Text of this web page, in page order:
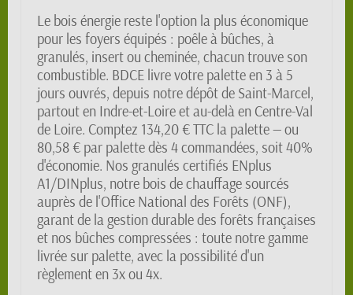
Le bois énergie reste l'option la plus économique
pour les foyers équipés : poêle à bûches, à
granulés, insert ou cheminée, chacun trouve son
combustible. BDCE livre votre palette en 3 à 5
jours ouvrés, depuis notre dépôt de Saint-Marcel,
partout en Indre-et-Loire et au-delà en Centre-Val
de Loire. Comptez 134,20 € TTC la palette — ou
80,58 € par palette dès 4 commandées, soit 40%
d'économie. Nos granulés certifiés ENplus
A1/DINplus, notre bois de chauffage sourcés
auprès de l'Office National des Forêts (ONF),
garant de la gestion durable des forêts françaises
et nos bûches compressées : toute notre gamme
livrée sur palette, avec la possibilité d'un
règlement en 3x ou 4x.